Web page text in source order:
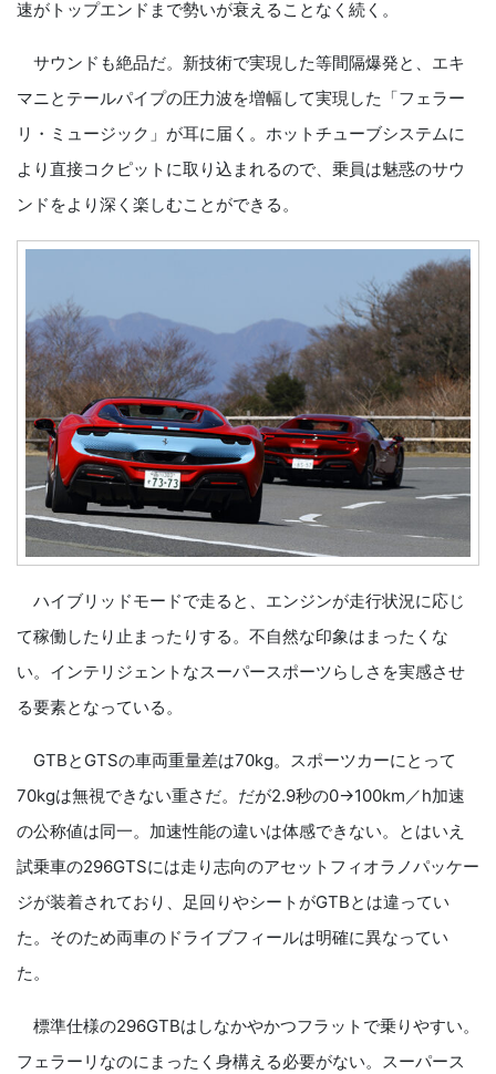
速がトップエンドまで勢いが衰えることなく続く。
サウンドも絶品だ。新技術で実現した等間隔爆発と、エキ
マニとテールパイプの圧力波を増幅して実現した「フェラー
リ・ミュージック」が耳に届く。ホットチューブシステムに
より直接コクピットに取り込まれるので、乗員は魅惑のサウ
ンドをより深く楽しむことができる。
ハイブリッドモードで走ると、エンジンが走行状況に応じ
て稼働したり止まったりする。不自然な印象はまったくな
い。インテリジェントなスーパースポーツらしさを実感させ
る要素となっている。
GTBとGTSの車両重量差は70kg。スポーツカーにとって
70kgは無視できない重さだ。だが2.9秒の0→100km／h加速
の公称値は同一。加速性能の違いは体感できない。とはいえ
試乗車の296GTSには走り志向のアセットフィオラノパッケー
ジが装着されており、足回りやシートがGTBとは違ってい
た。そのため両車のドライブフィールは明確に異なってい
た。
標準仕様の296GTBはしなかやかつフラットで乗りやすい。
フェラーリなのにまったく身構える必要がない。スーパース